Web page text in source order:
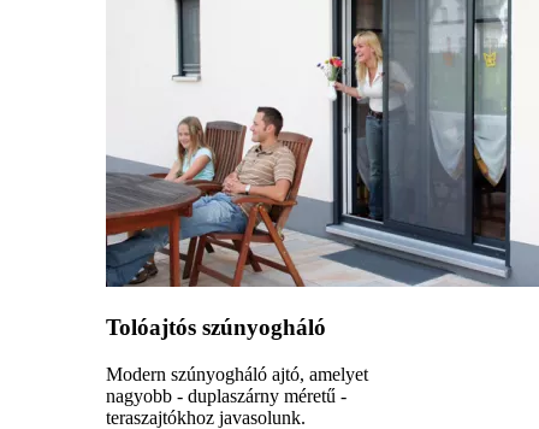
Tolóajtós szúnyogháló
Modern szúnyogháló ajtó, amelyet
nagyobb - duplaszárny méretű -
teraszajtókhoz javasolunk.